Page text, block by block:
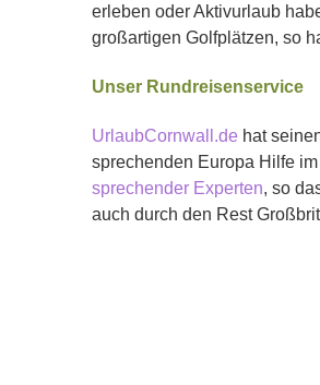
erleben oder Aktivurlaub
großartigen Golfplätzen, so
Unser Rundreisenservice
UrlaubCornwall.dehat
sprechenden Europa Hilfe
sprechender Experten, so
auch durch den Rest